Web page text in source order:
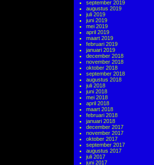
september 2019
augustus 2019
juli 2019
juni 2019
mei 2019
april 2019
maart 2019
februari 2019
januari 2019
december 2018
november 2018
oktober 2018
september 2018
augustus 2018
juli 2018
juni 2018
mei 2018
april 2018
maart 2018
februari 2018
januari 2018
december 2017
november 2017
oktober 2017
september 2017
augustus 2017
juli 2017
juni 2017